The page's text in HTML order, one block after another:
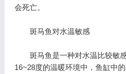
会死亡。
斑马鱼对水温敏感
斑马鱼是一种对水温比较敏感
16~28度的温暖环境中，鱼缸中